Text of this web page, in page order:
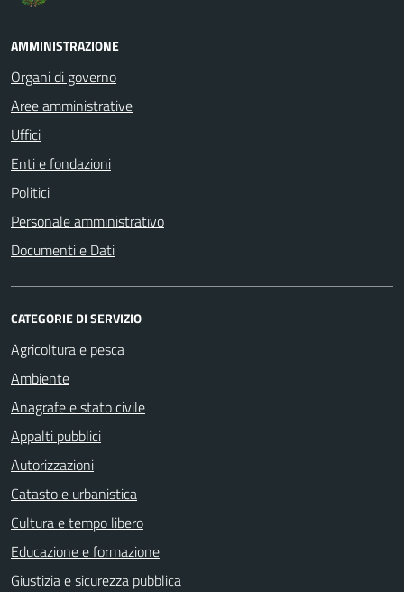
AMMINISTRAZIONE
Organi di governo
Aree amministrative
Uffici
Enti e fondazioni
Politici
Personale amministrativo
Documenti e Dati
CATEGORIE DI SERVIZIO
Agricoltura e pesca
Ambiente
Anagrafe e stato civile
Appalti pubblici
Autorizzazioni
Catasto e urbanistica
Cultura e tempo libero
Educazione e formazione
Giustizia e sicurezza pubblica